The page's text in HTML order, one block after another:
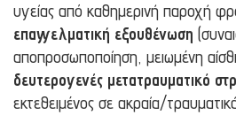
υγείας από καθημερινή παροχή
επαγγελματική εξουθένωση
αποπροσωποποίηση, μειωμένη
δευτερογενές μετατραυματικό
εκτεθειμένος σε ακραία/